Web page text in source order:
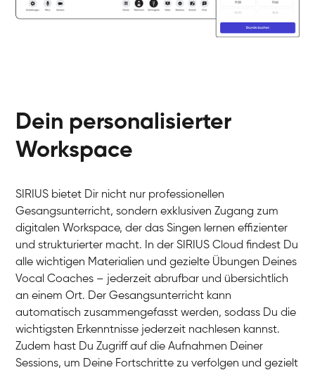
Dein personalisierter
Workspace
SIRIUS bietet Dir nicht nur professionellen
Gesangsunterricht, sondern exklusiven Zugang zum
digitalen Workspace, der das Singen lernen effizienter
und strukturierter macht. In der SIRIUS Cloud findest Du
alle wichtigen Materialien und gezielte Übungen Deines
Vocal Coaches – jederzeit abrufbar und übersichtlich
an einem Ort. Der Gesangsunterricht kann
automatisch zusammengefasst werden, sodass Du die
wichtigsten Erkenntnisse jederzeit nachlesen kannst.
Zudem hast Du Zugriff auf die Aufnahmen Deiner
Sessions, um Deine Fortschritte zu verfolgen und gezielt